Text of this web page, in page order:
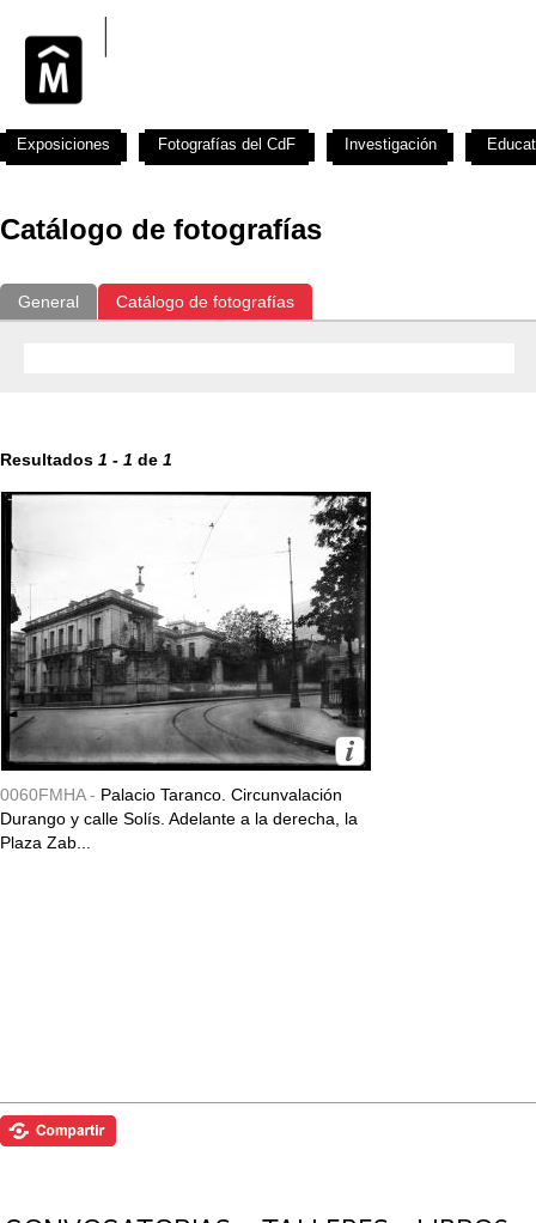
Catálogo de fotografías
General Catálogo de fotografías
Resultados 1 - 1 de 1
0060FMHA - Palacio Taranco. Circunvalación
Durango y calle Solís. Adelante a la derecha, la
Plaza Zab...
Exposiciones Fotografías del CdF Investigación